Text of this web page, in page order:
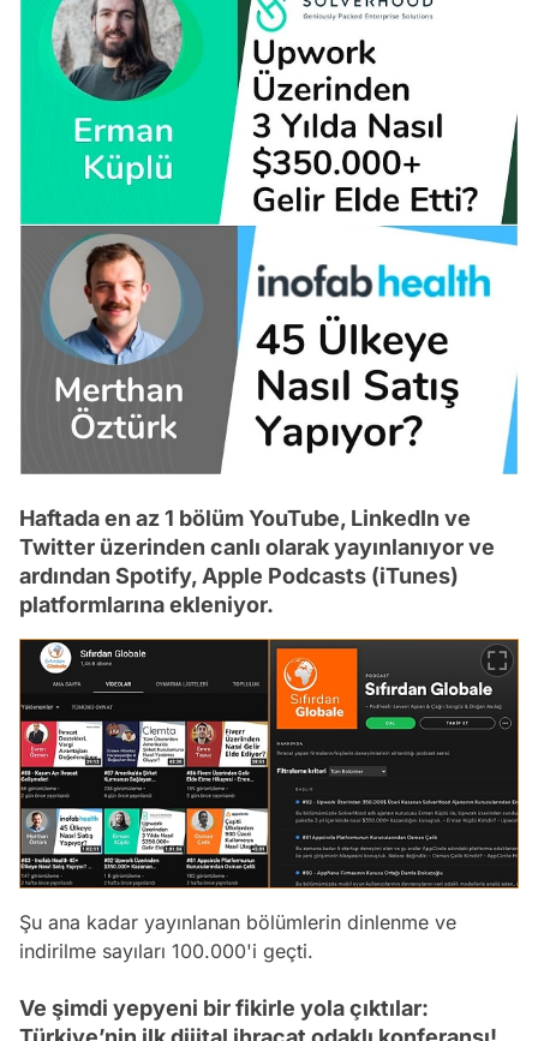
Haftada en az 1 bölüm YouTube, LinkedIn ve
Twitter üzerinden canlı olarak yayınlanıyor ve
ardından Spotify, Apple Podcasts (iTunes)
platformlarına ekleniyor.
Şu ana kadar yayınlanan bölümlerin dinlenme ve
indirilme sayıları 100.000'i geçti.
Ve şimdi yepyeni bir fikirle yola çıktılar: